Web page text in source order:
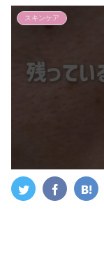
スキンケア